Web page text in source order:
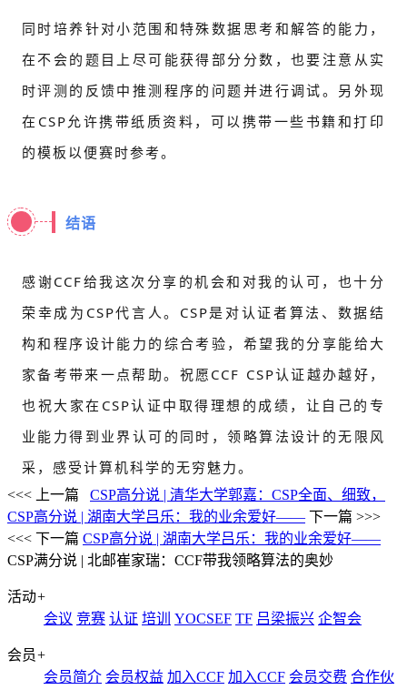
同时培养针对小范围和特殊数据思考和解答的能力，
在不会的题目上尽可能获得部分分数，也要注意从实
时评测的反馈中推测程序的问题并进行调试。另外现
在CSP允许携带纸质资料，可以携带一些书籍和打印
的模板以便赛时参考。
结语
感谢CCF给我这次分享的机会和对我的认可，也十分
荣幸成为CSP代言人。CSP是对认证者算法、数据结
构和程序设计能力的综合考验，希望我的分享能给大
家备考带来一点帮助。祝愿CCF CSP认证越办越好，
也祝大家在CSP认证中取得理想的成绩，让自己的专
业能力得到业界认可的同时，领略算法设计的无限风
采，感受计算机科学的无穷魅力。
<<< 上一篇
CSP高分说 | 清华大学郭嘉：CSP全面、细致，
CSP高分说 | 湖南大学吕乐：我的业余爱好—— 下一篇 >>>
<<< 下一篇 CSP高分说 | 湖南大学吕乐：我的业余爱好——
CSP满分说 | 北邮崔家瑞：CCF带我领略算法的奥妙
活动+
会议 竞赛 认证 培训 YOCSEF TF 吕梁振兴 企智会
会员+
会员简介 会员权益 加入CCF 加入CCF 会员交费 合作伙